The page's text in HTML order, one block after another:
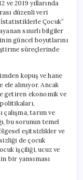
ve 2019 yıllarında
düzenli veri
Çocuk”
sınırlı bilgiler
güncel boyutlarını
süreçlerinde
kopuş ve hane
alınıyor. Ancak
getiren ekonomik ve
tarım ve
bu sorunun temel
eşitsizlikler ve
de çocuk
işçiliği, ucuz ve
bir yansıması